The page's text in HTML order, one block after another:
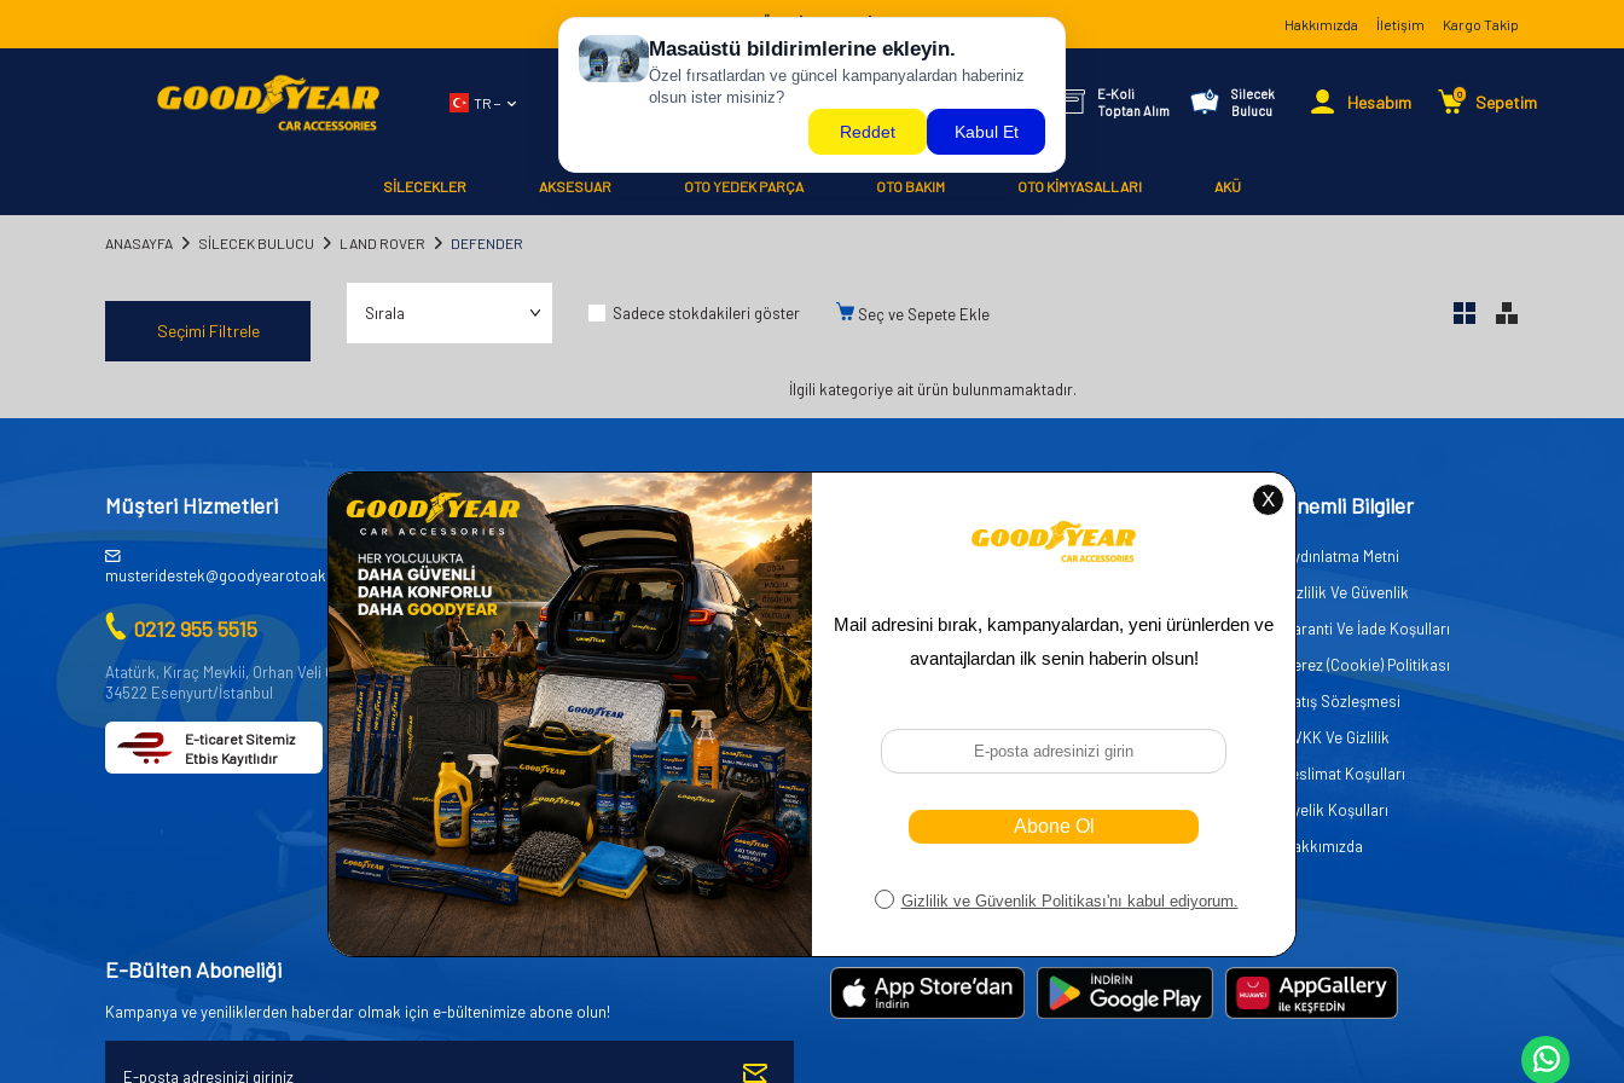
500 TL ÜZERİ KARGO BİZDEN ! Hakkımızda İletişim Kargo Takip
TR −
E-Koli
Toptan Alım
Silecek
Bulucu
Hesabım 0 Sepetim
SİLECEKLER AKSESUAR OTO YEDEK PARÇA OTO BAKIM OTO KİMYASALLARI AKÜ
ANASAYFA SILECEK BULUCU LAND ROVER DEFENDER
Seçimi Filtrele
Sadece stokdakileri göster Seç ve Sepete Ekle
İlgili kategoriye ait ürün bulunmamaktadır.
Müşteri Hizmetleri
musteridestek@goodyearotoaksesuar.com.tr
0212 955 5515
Atatürk, Kıraç Mevkii, Orhan Veli Cd. D:No:19,
34522 Esenyurt/İstanbul
E-ticaret Sitemiz
Etbis Kayıtlıdır
Kategoriler
AKÜ
OTO KİMYASALLARI
OTO YEDEK PARÇA
AKSESUAR
OTO BAKIM
Üye
Sepetim
Bayi Kayıt
Bayi Girişi
Yeni Üye Kayıt
Üye Girişi
Ana Sayfa
Yeni Ürünler
Önemli Bilgiler
Aydınlatma Metni
Gizlilik Ve Güvenlik
Garanti Ve İade Koşulları
Çerez (Cookie) Politikası
Satış Sözleşmesi
KVKK Ve Gizlilik
Teslimat Koşulları
Üyelik Koşulları
Hakkımızda
E-Bülten Aboneliği
Kampanya ve yeniliklerden haberdar olmak için e-bültenimize abone olun!